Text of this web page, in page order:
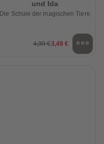
und Ida
Die Schule der magischen Tiere
4,99 €3,49 €